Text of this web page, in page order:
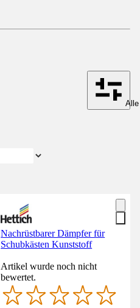
Nachrüstbarer Dämpfer für
Schubkästen Kunststoff
Artikel wurde noch nicht
bewertet.